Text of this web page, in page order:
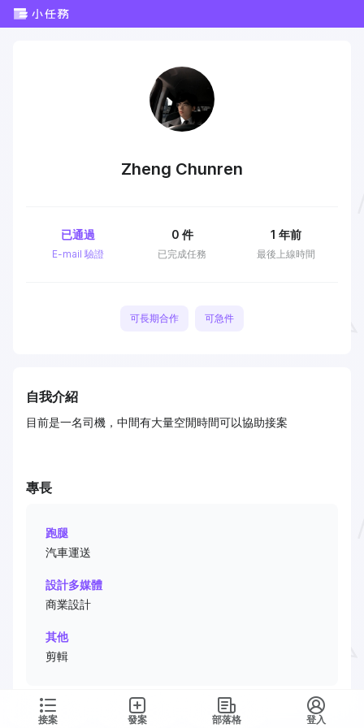
接案 發案 部落格 登入
Zheng Chunren
E-mail 驗證
已通過
已完成任務
0 件
最後上線時間
1 年前
可長期合作 可急件
自我介紹
目前是一名司機，中間有大量空閒時間可以協助接案
專長
跑腿
汽車運送
設計多媒體
商業設計
其他
剪輯